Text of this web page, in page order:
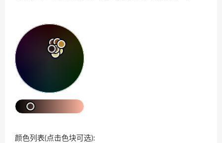
颜色列表(点击色块可选):